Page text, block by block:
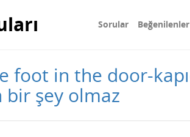
Sorular Beğenilenler
foot in the door-
bir şey olmaz